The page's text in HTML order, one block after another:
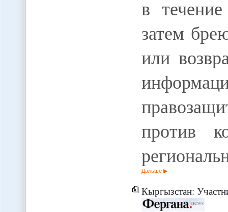
в
затем
или
против
Дальше
Кыргызстан: Участники